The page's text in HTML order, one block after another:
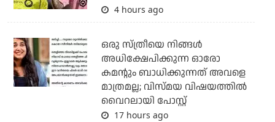
4 hours ago
ഒരു സ്ത്രീയെ നിങ്ങള്‍
അധിക്ഷേപിക്കുന്ന ഓരോ
കമന്റും ബാധിക്കുന്നത് അവളെ
മാത്രമല്ല; വിസ്മയ വിഷയത്തില്‍
വൈറലായി പോസ്റ്റ്
17 hours ago